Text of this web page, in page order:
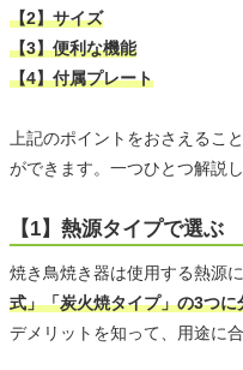
【2】サイズ
【3】便利な機能
【4】付属プレート
上記のポイントをおさえるこ
ができます。一つひとつ解説し
【1】熱源タイプで選ぶ
焼き鳥焼き器は使用する熱源に
式」「炭火焼タイプ」の3つに
デメリットを知って、用途に